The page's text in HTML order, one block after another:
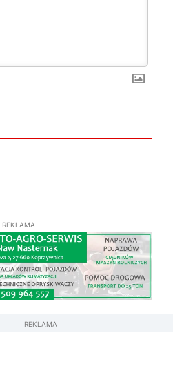
REKLAMA
REKLAMA